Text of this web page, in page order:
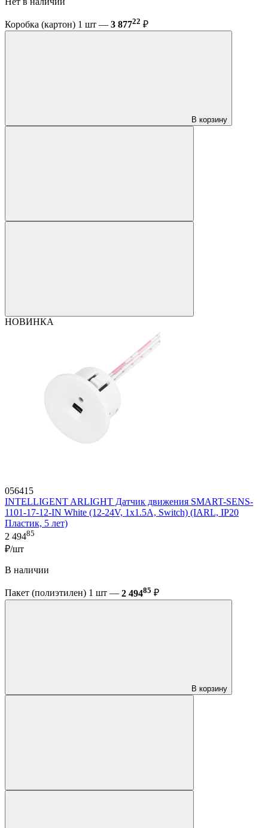
Коробка (картон) 1 шт — 3 87722 ₽
В корзину
НОВИНКА
056415
INTELLIGENT ARLIGHT Датчик движения SMART-SENS-
1101-17-12-IN White (12-24V, 1x1.5A, Switch) (IARL, IP20
Пластик, 5 лет)
2 49485
₽/шт
В наличии
Пакет (полиэтилен) 1 шт — 2 49485 ₽
В корзину